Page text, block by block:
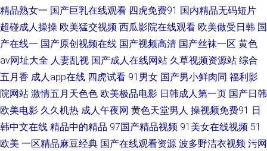
97亚洲精品超碰 成人剧场小视d 久久精品福利导航 欧洲一区二区 五月婷婷
网站 91色狼网 www四虎 狠狠撸天天干 欧美性国产 天天日天天草屄 51草草
俺去也777 黄色片西瓜视频 人妖伪娘在线播放 五月香蕉网 中文字幕日本有
码 www黄色片 国产jk免费观看 麻豆传媒吴梦梦 日韩视频区 一本道丁香影院
a片资源首页 老司机黄色网 日韩国产在线 影音先锋精东影业 99青草网 传媒
精品熟女一 国产巨乳在线观看 四虎免费91 国内精品无码短片
超碰成人操操 欧美猛交视频 西瓜影院在线观看 欧美做受日韩 国
产在线一 国产原创视频在线 国产视频高清 国产丝袜一区 黄色
av网址大全 人妻乱视 国产成人在线网站 久草视频资源站 综合
五月香 成人app在线 四虎试看 91男女 国产男小鲜肉同 福利影
院网站 激情五月天色色 欧美极品电影 日韩成人第一页 国产日韩
欧美电影 久久机热 成人午夜网 黄色天堂男人 操视频免费91 日
韩中文在线 精品中的精品 97国产精品视频 91美女在线视频 51
欧美 一区精品麻豆经典 国产在线观看资源 波多野洁衣视频 污网